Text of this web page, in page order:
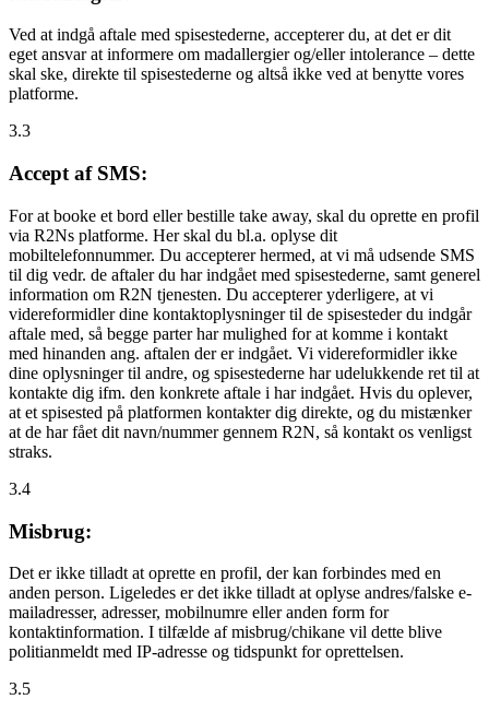
Ved at indgå aftale med spisestederne, accepterer du, at det er dit
eget ansvar at informere om madallergier og/eller intolerance – dette
skal ske, direkte til spisestederne og altså ikke ved at benytte vores
platforme.
3.3
Accept af SMS:
For at booke et bord eller bestille take away, skal du oprette en profil
via R2Ns platforme. Her skal du bl.a. oplyse dit
mobiltelefonnummer. Du accepterer hermed, at vi må udsende SMS
til dig vedr. de aftaler du har indgået med spisestederne, samt generel
information om R2N tjenesten. Du accepterer yderligere, at vi
videreformidler dine kontaktoplysninger til de spisesteder du indgår
aftale med, så begge parter har mulighed for at komme i kontakt
med hinanden ang. aftalen der er indgået. Vi videreformidler ikke
dine oplysninger til andre, og spisestederne har udelukkende ret til at
kontakte dig ifm. den konkrete aftale i har indgået. Hvis du oplever,
at et spisested på platformen kontakter dig direkte, og du mistænker
at de har fået dit navn/nummer gennem R2N, så kontakt os venligst
straks.
3.4
Misbrug:
Det er ikke tilladt at oprette en profil, der kan forbindes med en
anden person. Ligeledes er det ikke tilladt at oplyse andres/falske e-
mailadresser, adresser, mobilnumre eller anden form for
kontaktinformation. I tilfælde af misbrug/chikane vil dette blive
politianmeldt med IP-adresse og tidspunkt for oprettelsen.
3.5